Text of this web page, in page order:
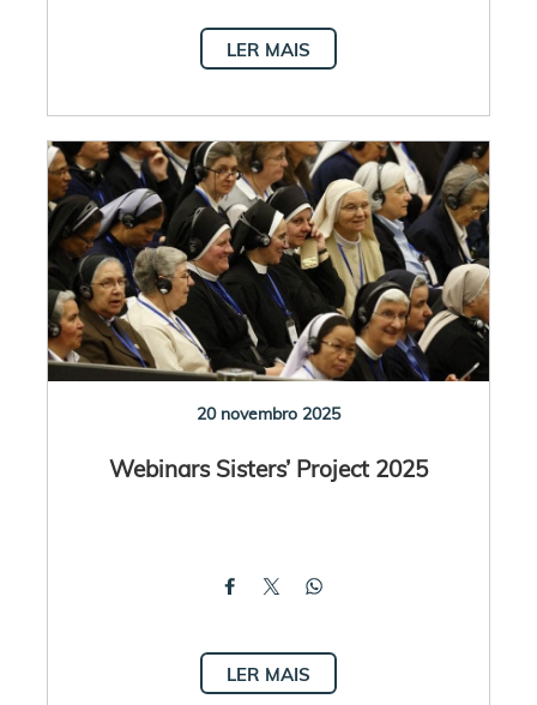
LER MAIS
20 novembro 2025
Webinars Sisters’ Project 2025
LER MAIS